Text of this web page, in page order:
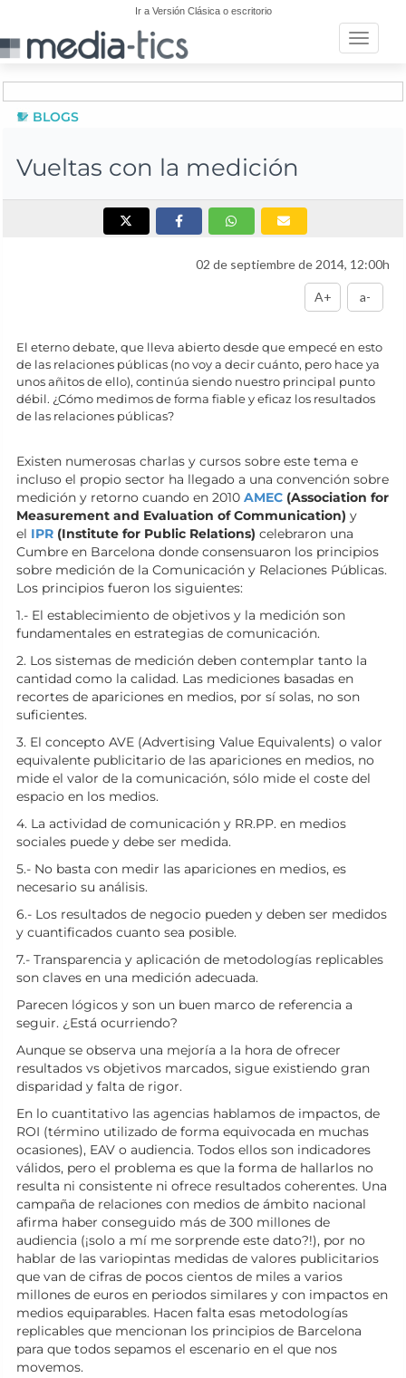
Ir a Versión Clásica o escritorio
Toggle
BLOGS
Vueltas con la medición
02 de septiembre de 2014, 12:00h
A+ a-
El eterno debate, que lleva abierto desde que empecé en esto
de las relaciones públicas (no voy a decir cuánto, pero hace ya
unos añitos de ello), continúa siendo nuestro principal punto
débil. ¿Cómo medimos de forma fiable y eficaz los resultados
de las relaciones públicas?
Existen numerosas charlas y cursos sobre este tema e
incluso el propio sector ha llegado a una convención sobre
medición y retorno cuando en 2010 AMEC (Association for
Measurement and Evaluation of Communication) y
el IPR (Institute for Public Relations) celebraron una
Cumbre en Barcelona donde consensuaron los principios
sobre medición de la Comunicación y Relaciones Públicas.
Los principios fueron los siguientes:
1.- El establecimiento de objetivos y la medición son
fundamentales en estrategias de comunicación.
2. Los sistemas de medición deben contemplar tanto la
cantidad como la calidad. Las mediciones basadas en
recortes de apariciones en medios, por sí solas, no son
suficientes.
3. El concepto AVE (Advertising Value Equivalents) o valor
equivalente publicitario de las apariciones en medios, no
mide el valor de la comunicación, sólo mide el coste del
espacio en los medios.
4. La actividad de comunicación y RR.PP. en medios
sociales puede y debe ser medida.
5.- No basta con medir las apariciones en medios, es
necesario su análisis.
6.- Los resultados de negocio pueden y deben ser medidos
y cuantificados cuanto sea posible.
7.- Transparencia y aplicación de metodologías replicables
son claves en una medición adecuada.
Parecen lógicos y son un buen marco de referencia a
seguir. ¿Está ocurriendo?
Aunque se observa una mejoría a la hora de ofrecer
resultados vs objetivos marcados, sigue existiendo gran
disparidad y falta de rigor.
En lo cuantitativo las agencias hablamos de impactos, de
ROI (término utilizado de forma equivocada en muchas
ocasiones), EAV o audiencia. Todos ellos son indicadores
válidos, pero el problema es que la forma de hallarlos no
resulta ni consistente ni ofrece resultados coherentes. Una
campaña de relaciones con medios de ámbito nacional
afirma haber conseguido más de 300 millones de
audiencia (¡solo a mí me sorprende este dato?!), por no
hablar de las variopintas medidas de valores publicitarios
que van de cifras de pocos cientos de miles a varios
millones de euros en periodos similares y con impactos en
medios equiparables. Hacen falta esas metodologías
replicables que mencionan los principios de Barcelona
para que todos sepamos el escenario en el que nos
movemos.